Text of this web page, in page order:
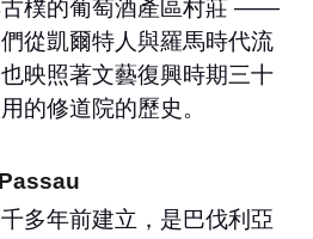
樸的葡萄酒產區村莊 ——
從凱爾特人與羅馬時代流
映照著文藝復興時期三十
的修道院的歷史。
Passau
多年前建立，是巴伐利亞